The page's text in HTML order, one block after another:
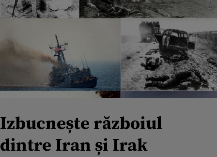
Izbucnește războiul
dintre Iran și Irak